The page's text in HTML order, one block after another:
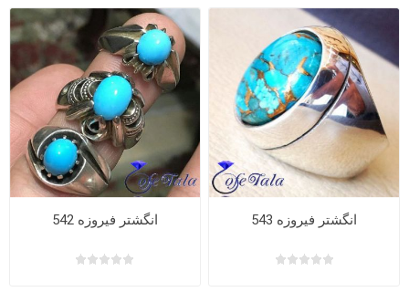
انگشتر فیروزه 542 انگشتر فیروزه 543